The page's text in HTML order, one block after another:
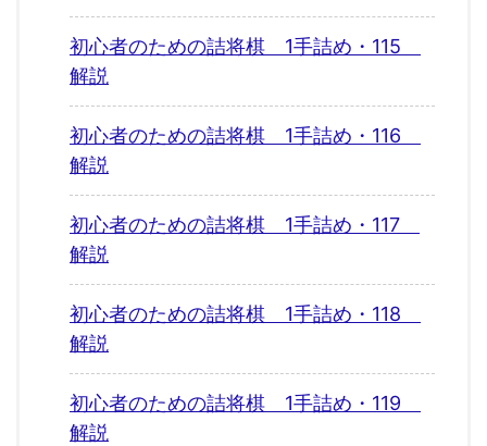
初心者のための詰将棋 1手詰め・115
解説
初心者のための詰将棋 1手詰め・116
解説
初心者のための詰将棋 1手詰め・117
解説
初心者のための詰将棋 1手詰め・118
解説
初心者のための詰将棋 1手詰め・119
解説